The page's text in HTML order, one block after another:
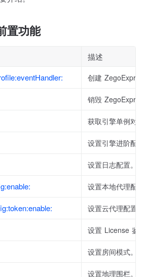
置功能
描述
创建
销毁
获取引擎单例对
设置引擎进阶配
设置日志配置。
设置本地代理配置
设置云代理配置
设置 License 鉴
设置房间模式。
设置地理围栏。